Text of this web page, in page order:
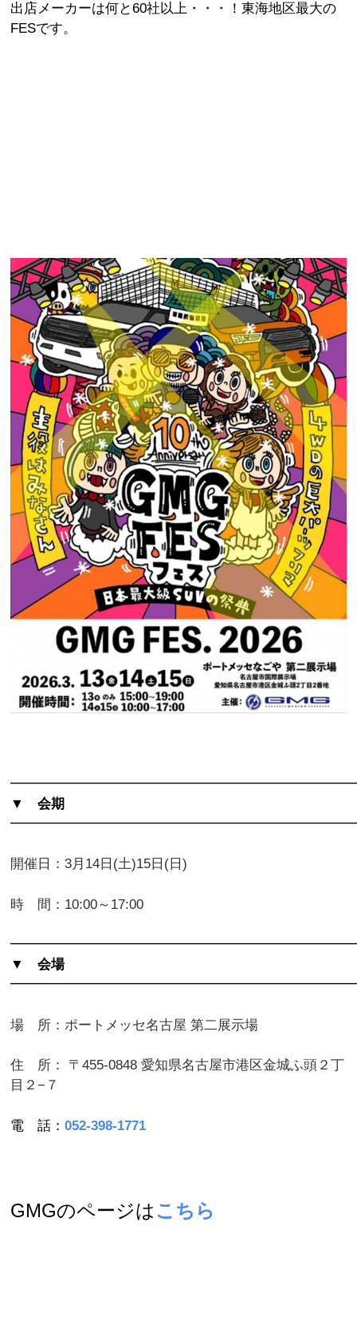
出店メーカーは何と60社以上・・・！東海地区最大の
FESです。
▼ 会期
開催日：3月14日(土)15日(日)
時 間： 10:00～17:00
▼ 会場
場 所：ポートメッセ名古屋 第二展示場
住 所：
〒455-0848 愛知県名古屋市港区金城ふ頭２丁
目２−７
電 話：052-398-1771
GMGのページはこちら